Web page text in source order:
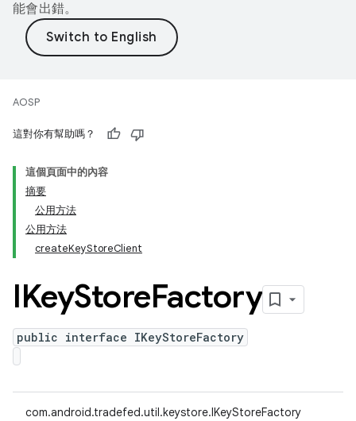
能會出錯。
AOSP
這對你有幫助嗎？
這個頁面中的內容
摘要
公用方法
公用方法
createKeyStoreClient
IKeyStoreFactory
public interface IKeyStoreFactory
com.android.tradefed.util.keystore.IKeyStoreFactory